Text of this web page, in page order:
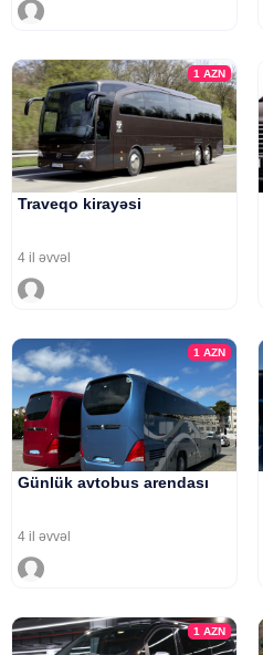
1AZN
Traveqo kirayəsi
4 il əvvəl
1AZN
Günlük avtobus arendası
4 il əvvəl
1AZN